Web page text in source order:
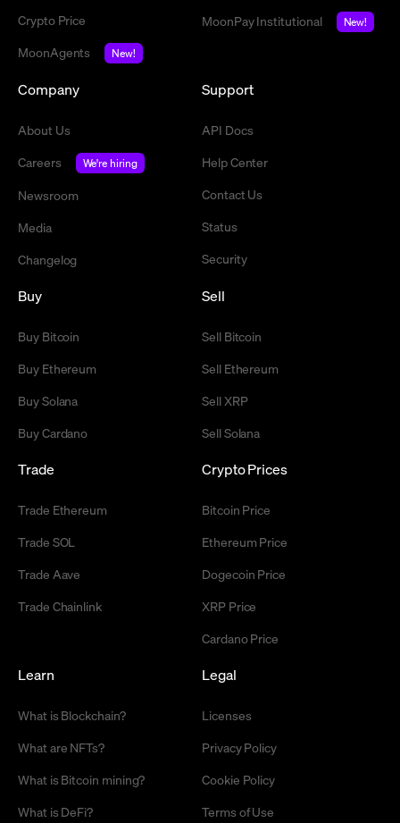
Crypto Price
MoonAgents
New!
MoonPay Institutional
New!
Company
About Us
Careers
We're hiring
Newsroom
Media
Changelog
Support
API Docs
Help Center
Contact Us
Status
Security
Buy
Buy Bitcoin
Buy Ethereum
Buy Solana
Buy Cardano
Sell
Sell Bitcoin
Sell Ethereum
Sell XRP
Sell Solana
Trade
Trade Ethereum
Trade SOL
Trade Aave
Trade Chainlink
Crypto Prices
Bitcoin Price
Ethereum Price
Dogecoin Price
XRP Price
Cardano Price
Learn
What is Blockchain?
What are NFTs?
What is Bitcoin mining?
What is DeFi?
Legal
Licenses
Privacy Policy
Cookie Policy
Terms of Use